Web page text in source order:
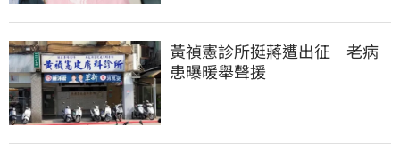
黃禎憲診所挺蔣遭出征　老病
患曝暖舉聲援